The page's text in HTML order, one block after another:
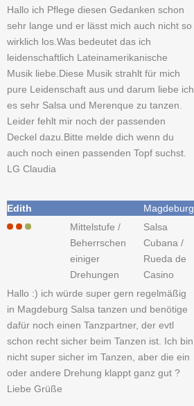
Hallo ich Pflege diesen Gedanken schon
sehr lange und er lässt mich auch nicht so
wirklich los.Was bedeutet das ich
leidenschaftlich Lateinamerikanische
Musik liebe.Diese Musik strahlt für mich
pure Leidenschaft aus und darum liebe ich
es sehr Salsa und Merenque zu tanzen.
Leider fehlt mir noch der passenden
Deckel dazu.Bitte melde dich wenn du
auch noch einen passenden Topf suchst.
LG Claudia
Edith Magdeburg
Mittelstufe /
Beherrschen
einiger
Drehungen
Salsa
Cubana /
Rueda de
Casino
Hallo :) ich würde super gern regelmäßig
in Magdeburg Salsa tanzen und benötige
dafür noch einen Tanzpartner, der evtl
schon recht sicher beim Tanzen ist. Ich bin
nicht super sicher im Tanzen, aber die ein
oder andere Drehung klappt ganz gut ?
Liebe Grüße